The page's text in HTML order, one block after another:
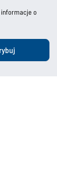
o